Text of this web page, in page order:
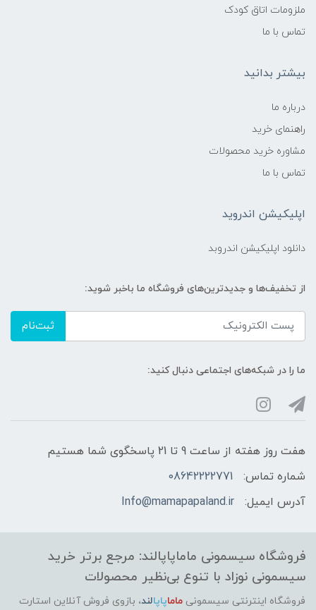
ملزومات اتاق کودک
تماس با ما
بیشتر بدانید
درباره ما
راهنمای خرید
مشاوره خرید محصولات
تماس با ما
اپلیکیشن اندروید
دانلود اپلیکیشن اندروبد
از تخفیف‌ها و جدیدترین‌های فروشگاه ما باخبر شوید:
ثبت‌نام
ما را در شبکه‌های اجتماعی دنبال کنید:
هفت روز هفته از ساعت 9 تا 21 پاسخگوی شما هستیم
شماره تماس:
08642222771
آدرس ایمیل:
Info@mamapapaland.ir
فروشگاه سیسمونی ماماپاپالند: مرجع برتر خرید
سیسمونی نوزاد با تنوع بی‌نظیر محصولات
فروشگاه اینترنتی سیسمونی ماماپاپالند، بازوی فروش آنلاین استارت